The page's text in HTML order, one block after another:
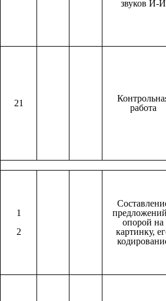
звуков Й-И
21
работа
1
2
опорой на
картинку,